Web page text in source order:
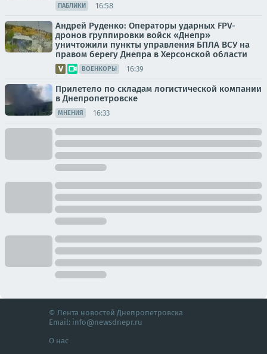
ПАБЛИКИ 16:58
Андрей Руденко: Операторы ударных FPV-
дронов группировки войск «Днепр»
уничтожили пункты управления БПЛА ВСУ на
правом берегу Днепра в Херсонской области
ВОЕНКОРЫ 16:39
Прилетело по складам логистической компании
в Днепропетровске
МНЕНИЯ 16:33
© Лента новостей Днепропетровска
Email: info@newsdnepr.ru
О нас